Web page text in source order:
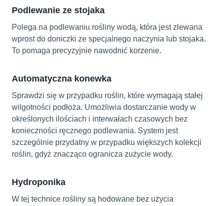
Podlewanie ze stojaka
Polega na podlewaniu rośliny wodą, która jest zlewana
wprost do doniczki ze specjalnego naczynia lub stojaka.
To pomaga precyzyjnie nawodnić korzenie.
Automatyczna konewka
Sprawdzi się w przypadku roślin, które wymagają stałej
wilgotności podłoża. Umożliwia dostarczanie wody w
określonych ilościach i interwałach czasowych bez
konieczności ręcznego podlewania. System jest
szczególnie przydatny w przypadku większych kolekcji
roślin, gdyż znacząco ogranicza zużycie wody.
Hydroponika
W tej technice rośliny są hodowane bez użycia